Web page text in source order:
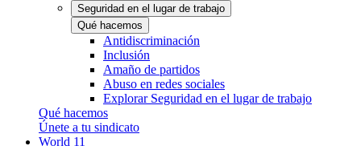
Seguridad en el lugar de trabajo
Qué hacemos
Antidiscriminación
Inclusión
Amaño de partidos
Abuso en redes sociales
Explorar Seguridad en el lugar de trabajo
Qué hacemos
Únete a tu sindicato
World 11